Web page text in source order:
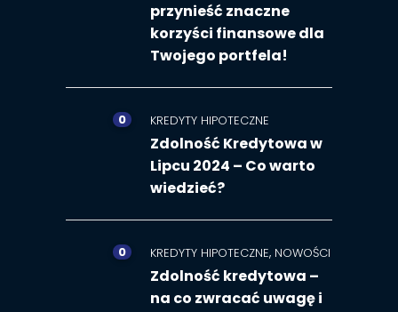
przynieść znaczne
korzyści finansowe dla
Twojego portfela!
0 KREDYTY HIPOTECZNE
Zdolność Kredytowa w
Lipcu 2024 – Co warto
wiedzieć?
0 KREDYTY HIPOTECZNE, NOWOŚCI
Zdolność kredytowa –
na co zwracać uwagę i